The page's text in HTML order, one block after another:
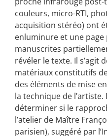
couleurs, micro-RTI,
acquisition stéréo) ont
enluminure et une
manuscrites
révéler le texte. Il s’agit
matériaux constitutifs
des éléments de mise
la technique de l’artiste.
déterminer si le
l’atelier de Maître
parisien), suggéré par